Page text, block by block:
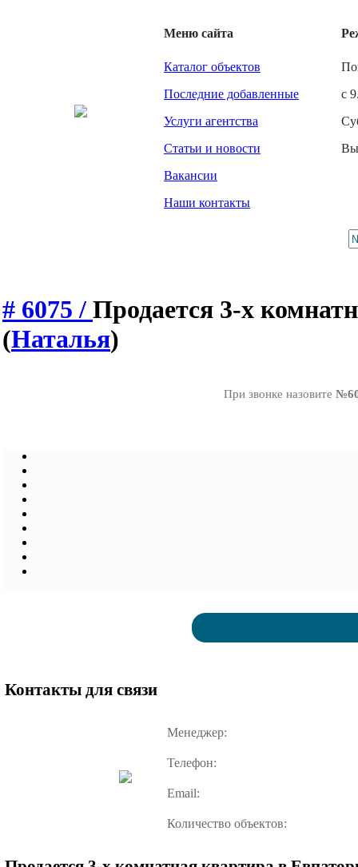
Меню сайта
Каталог объектов
Последние добавленные
Услуги агентства
Статьи и новости
Вакансии
Наши контакты
с
# 6075 / Продается 3-х
(Наталья)
При звонке назовите
Контакты для связи
Менеджер:
Телефон:
Email:
Количество объектов: